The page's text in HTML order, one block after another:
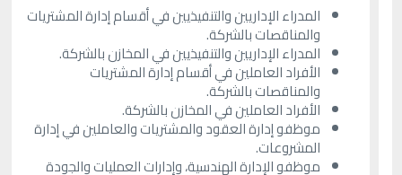
المدراء الإداريين والتنفيذيين في أقسام إدارة المشتريات
والمناقصات بالشركة.
المدراء الإداريين والتنفيذيين في المخازن بالشركة.
الأفراد العاملين في أقسام إدارة المشتريات
والمناقصات بالشركة.
الأفراد العاملين في المخازن بالشركة.
موظفو إدارة العقود والمشتريات والعاملين في إدارة
المشروعات.
موظفو الإدارة الهندسية، وإدارات العمليات والجودة